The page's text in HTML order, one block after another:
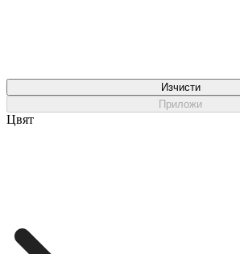
Изчисти
Приложи
Цвят